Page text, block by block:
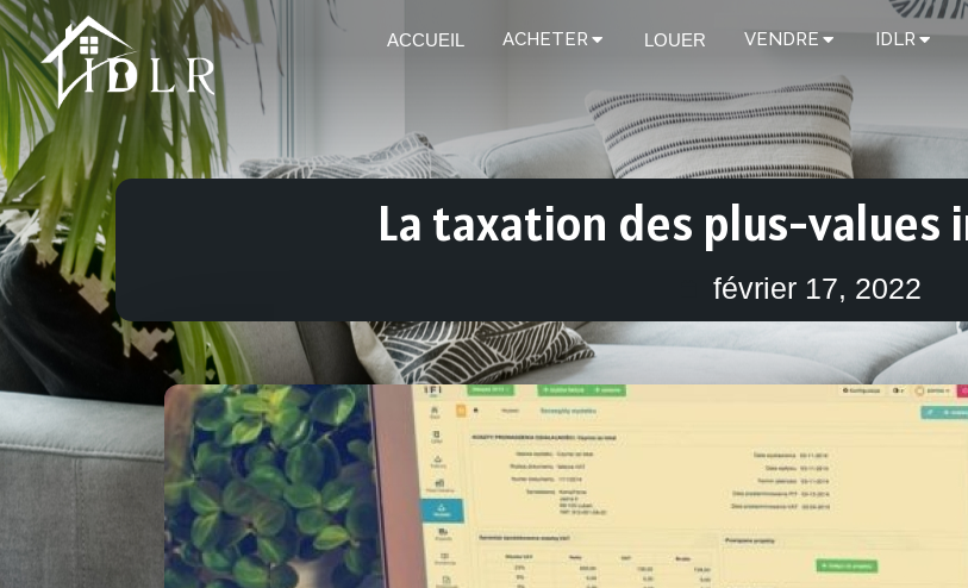
ACCUEIL ACHETER LOUER VENDRE IDLR
La taxation des plus-values
février 17, 2022